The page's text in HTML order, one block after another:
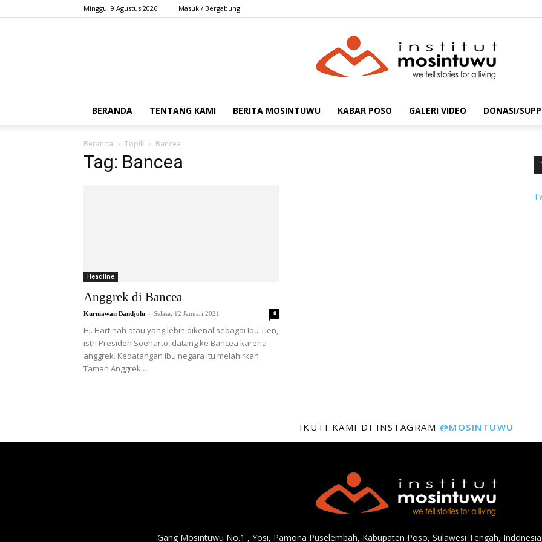
Minggu, 9 Agustus 2026 Masuk / Bergabung
BERANDA TENTANG KAMI BERITA MOSINTUWU KABAR POSO GALERI VIDEO DONASI/
Beranda Topik Bancea
Tag: Bancea
Headline
Anggrek di Bancea
Kurniawan Bandjolu - Selasa, 12 Januari 2021 0
Hj. Hartinah atau yang lebih dikenal sebagai Ibu Tien,
istri Presiden Soeharto, datang ke Bancea karena
anggrek. Kedatangan ibu negara itu melahirkan
Taman Anggrek...
IKUTI KAMI DI INSTAGRAM @MOSINTUWU
Gang Mosintuwu No.1 , Yosi, Pamona Puselembah, Kabupaten Poso, Sulawesi Tengah,